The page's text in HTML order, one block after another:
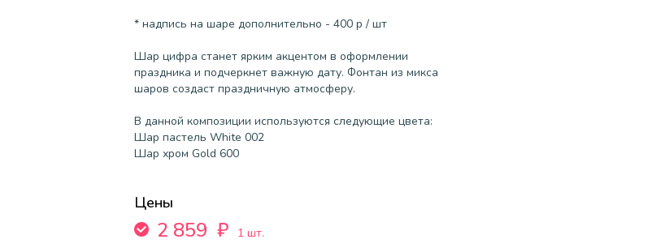
* надпись на шаре дополнительно - 400 р / шт
Шар цифра станет ярким акцентом в оформлении
праздника и подчеркнет важную дату. Фонтан из микса
шаров создаст праздничную атмосферу.
В данной композиции используются следующие цвета:
Шар пастель White 002
Шар хром Gold 600
Цены
2 859 ₽
1 шт.